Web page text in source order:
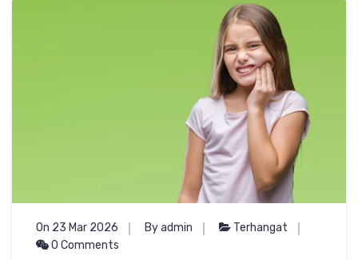
On 23 Mar 2026 By admin
Terhangat
0 Comments